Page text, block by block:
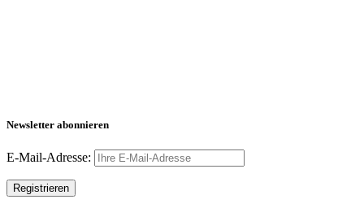
Newsletter abonnieren
E-Mail-Adresse: